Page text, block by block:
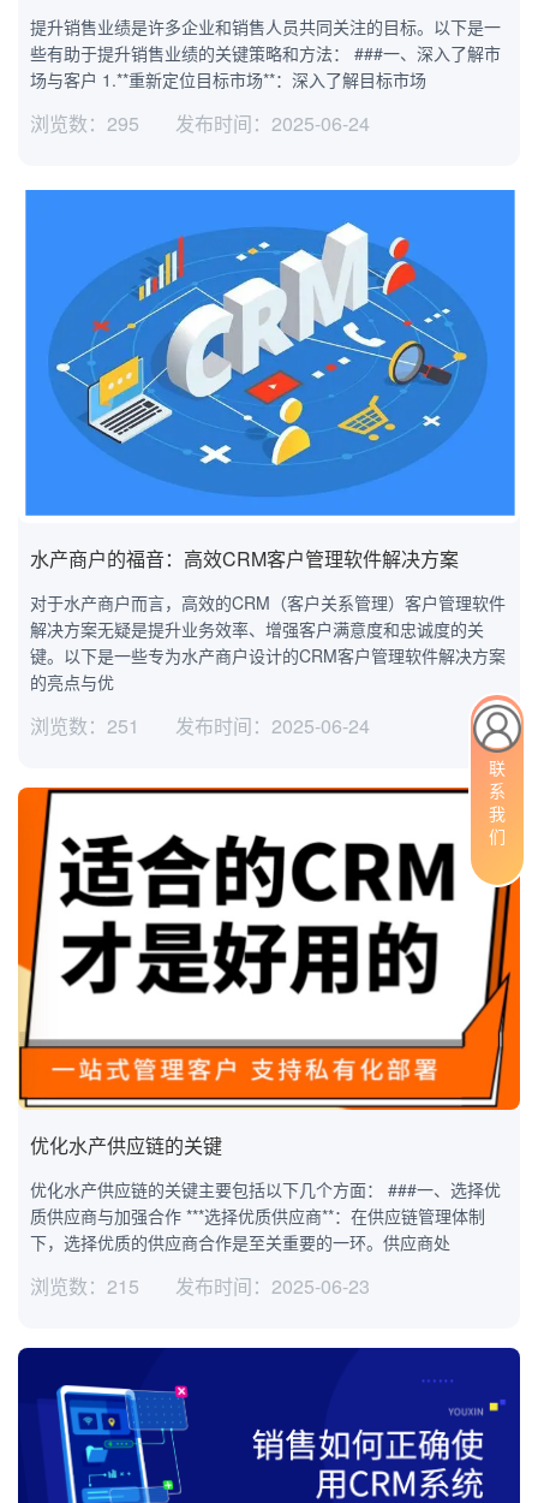
提升销售业绩是许多企业和销售人员共同关注的目标。以下是一
些有助于提升销售业绩的关键策略和方法： ###一、深入了解市
场与客户 1.**重新定位目标市场**：深入了解目标市场
浏览数：295 发布时间：2025-06-24
水产商户的福音：高效CRM客户管理软件解决方案
对于水产商户而言，高效的CRM（客户关系管理）客户管理软件
解决方案无疑是提升业务效率、增强客户满意度和忠诚度的关
键。以下是一些专为水产商户设计的CRM客户管理软件解决方案
的亮点与优
浏览数：251 发布时间：2025-06-24
优化水产供应链的关键
优化水产供应链的关键主要包括以下几个方面： ###一、选择优
质供应商与加强合作 ***选择优质供应商**：在供应链管理体制
下，选择优质的供应商合作是至关重要的一环。供应商处
浏览数：215 发布时间：2025-06-23
联系我们